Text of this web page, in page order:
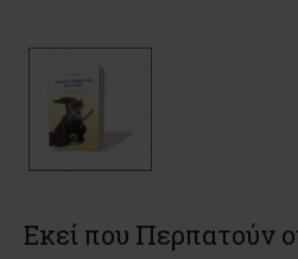
Εκεί που Περπατούν